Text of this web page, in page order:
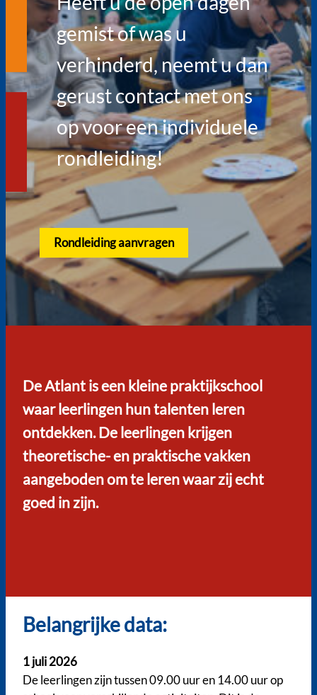
gemist of was u
verhinderd, neemt u dan
gerust contact met ons
op voor een individuele
rondleiding!
Rondleiding aanvragen
De Atlant is een kleine praktijkschool
waar leerlingen hun talenten leren
ontdekken. De leerlingen krijgen
theoretische- en praktische vakken
aangeboden om te leren waar zij echt
goed in zijn.
Belangrijke data:
1 juli 2026
De leerlingen zijn tussen 09.00 uur en 14.00 uur op